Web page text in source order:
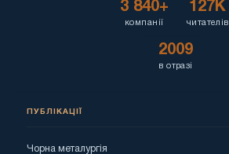
3 840+
компанії
127K
читателів
2009
в отразі
ПУБЛІКАЦІЇ
Чорна металургія